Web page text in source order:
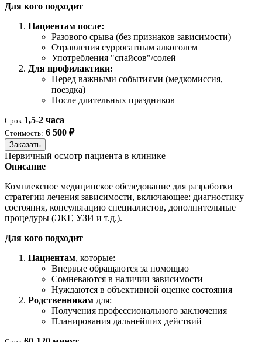
Для кого подходит
Пациентам после:
Разового срыва (без признаков зависимости)
Отравления суррогатным алкоголем
Употребления "спайсов"/солей
Для профилактики:
Перед важными событиями (медкомиссия,
поездка)
После длительных праздников
Срок 1,5-2 часа
Стоимость: 6 500 ₽
Заказать
Первичный осмотр пациента в клинике
Описание
Комплексное медицинское обследование для разработки
стратегии лечения зависимости, включающее: диагностику
состояния, консультацию специалистов, дополнительные
процедуры (ЭКГ, УЗИ и т.д.).
Для кого подходит
Пациентам, которые:
Впервые обращаются за помощью
Сомневаются в наличии зависимости
Нуждаются в объективной оценке состояния
Родственникам для:
Получения профессионального заключения
Планирования дальнейших действий